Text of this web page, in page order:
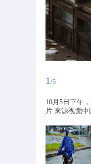
1 /5
10月5日下午
片 来源视觉中